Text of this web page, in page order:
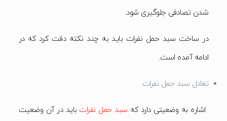
شدن تصادفی جلوگیری شود.
در ساخت سبد حمل نفرات باید به چند نکته دقت کرد که در
ادامه آمده است.
تعادل سبد حمل نفرات
اشاره به وضعیتی دارد که سبد حمل نفرات باید در آن وضعیت